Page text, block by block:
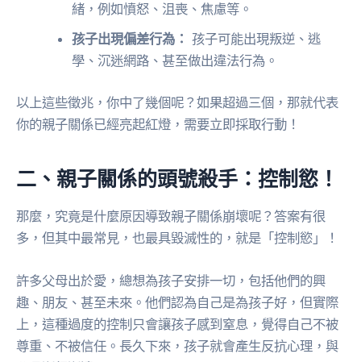
緒，例如憤怒、沮喪、焦慮等。
孩子出現偏差行為： 孩子可能出現叛逆、逃
學、沉迷網路、甚至做出違法行為。
以上這些徵兆，你中了幾個呢？如果超過三個，那就代表
你的親子關係已經亮起紅燈，需要立即採取行動！
二、親子關係的頭號殺手：控制慾！
那麼，究竟是什麼原因導致親子關係崩壞呢？答案有很
多，但其中最常見，也最具毀滅性的，就是「控制慾」！
許多父母出於愛，總想為孩子安排一切，包括他們的興
趣、朋友、甚至未來。他們認為自己是為孩子好，但實際
上，這種過度的控制只會讓孩子感到窒息，覺得自己不被
尊重、不被信任。長久下來，孩子就會產生反抗心理，與